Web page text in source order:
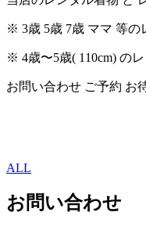
※ 3歳 5歳 7歳 ママ 等の
※ 4歳〜5歳( 110cm) の
お問い合わせ ご予約 お
ALL
お問い合わせ